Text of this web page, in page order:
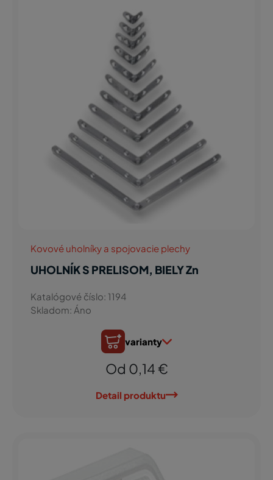
Kovové uholníky a spojovacie plechy
UHOLNÍK S PRELISOM, BIELY Zn
Katalógové číslo: 1194
Skladom: Áno
varianty
Od 0,14 €
Detail produktu